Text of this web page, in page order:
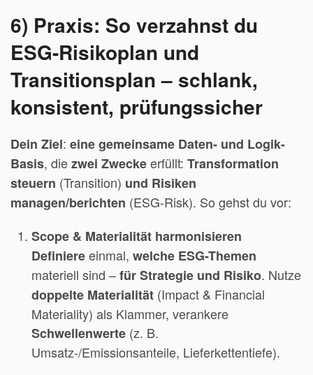
6) Praxis: So verzahnst du
ESG-Risikoplan und
Transitionsplan – schlank,
konsistent, prüfungssicher
Dein Ziel: eine gemeinsame Daten- und Logik-
Basis, diezwei Zweckeerfüllt: Transformation
steuern (Transition) und Risiken
managen/berichten (ESG-Risk). So gehst du vor:
Scope & Materialität harmonisieren
Definiereeinmal, welche ESG-Themen
materiell sind –für Strategie und Risiko. Nutze
doppelte Materialität (Impact & Financial
Materiality) als Klammer, verankere
Schwellenwerte (z. B.
Umsatz-/Emissionsanteile, Lieferkettentiefe).